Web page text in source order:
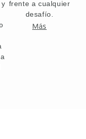
frente a cualquier
desafío.
Más